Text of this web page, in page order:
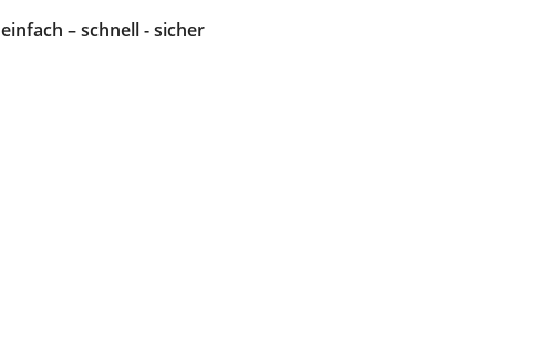
einfach – schnell - sicher